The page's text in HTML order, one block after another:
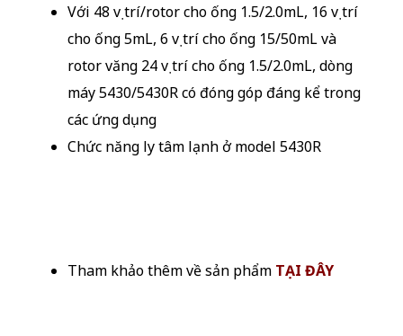
Với 48 vị trí/rotor cho ống 1.5/2.0mL, 16 vị trí
cho ống 5mL, 6 vị trí cho ống 15/50mL và
rotor văng 24 vị trí cho ống 1.5/2.0mL, dòng
máy 5430/5430R có đóng góp đáng kể trong
các ứng dụng
Chức năng ly tâm lạnh ở model 5430R
Tham khảo thêm về sản phẩm TẠI ĐÂY